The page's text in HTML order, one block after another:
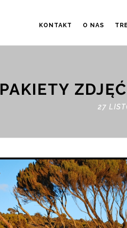
KONTAKT O NAS
PAKIETY
27